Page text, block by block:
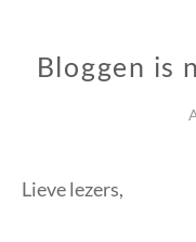
BLOGGEN
Bloggen is
Lieve lezers,